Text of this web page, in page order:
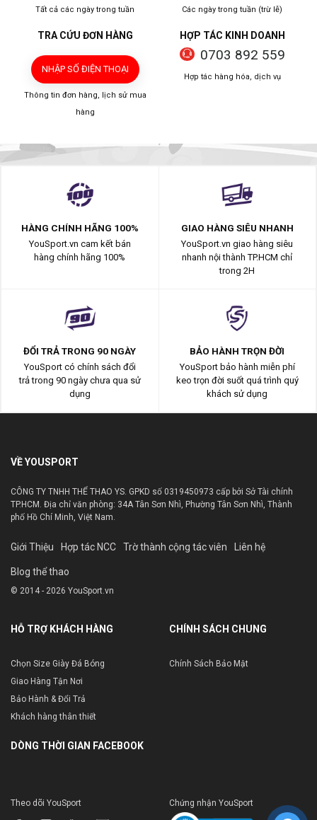
Tất cả các ngày trong tuần Các ngày trong tuần (trừ lễ)
TRA CỨU ĐƠN HÀNG
NHẬP SỐ ĐIỆN THOẠI
Thông tin đơn hàng, lịch sử mua
hàng
HỢP TÁC KINH DOANH
0703 892 559
Hợp tác hàng hóa, dịch vụ
HÀNG CHÍNH HÃNG 100%
YouSport.vn cam kết bán
hàng chính hãng 100%
GIAO HÀNG SIÊU NHANH
YouSport.vn giao hàng siêu
nhanh nội thành TP.HCM chỉ
trong 2H
ĐỔI TRẢ TRONG 90 NGÀY
YouSport có chính sách đổi
trả trong 90 ngày chưa qua sử
dụng
BẢO HÀNH TRỌN ĐỜI
YouSport bảo hành miễn phí
keo trọn đời suốt quá trình quý
khách sử dụng
VỀ YOUSPORT
CÔNG TY TNHH THỂ THAO YS. GPKD số 0319450973 cấp bởi Sở Tài chính
TP.HCM. Địa chỉ văn phòng: 34A Tân Sơn Nhì, Phường Tân Sơn Nhì, Thành
phố Hồ Chí Minh, Việt Nam.
Giới Thiệu Hợp tác NCC Trờ thành cộng tác viên Liên hệ
Blog thể thao
© 2014 - 2026 YouSport.vn
HỖ TRỢ KHÁCH HÀNG
Chọn Size Giày Đá Bóng
Giao Hàng Tận Nơi
Bảo Hành & Đổi Trả
Khách hàng thân thiết
CHÍNH SÁCH CHUNG
Chính Sách Bảo Mật
DÒNG THỜI GIAN FACEBOOK
Theo dõi YouSport Chứng nhận YouSport